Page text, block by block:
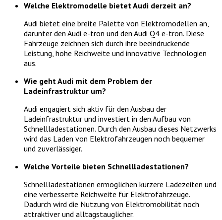
Welche Elektromodelle bietet Audi derzeit an?
Audi bietet eine breite Palette von Elektromodellen an,
darunter den Audi e-tron und den Audi Q4 e-tron. Diese
Fahrzeuge zeichnen sich durch ihre beeindruckende
Leistung, hohe Reichweite und innovative Technologien
aus.
Wie geht Audi mit dem Problem der
Ladeinfrastruktur um?
Audi engagiert sich aktiv für den Ausbau der
Ladeinfrastruktur und investiert in den Aufbau von
Schnellladestationen. Durch den Ausbau dieses Netzwerks
wird das Laden von Elektrofahrzeugen noch bequemer
und zuverlässiger.
Welche Vorteile bieten Schnellladestationen?
Schnellladestationen ermöglichen kürzere Ladezeiten und
eine verbesserte Reichweite für Elektrofahrzeuge.
Dadurch wird die Nutzung von Elektromobilität noch
attraktiver und alltagstauglicher.